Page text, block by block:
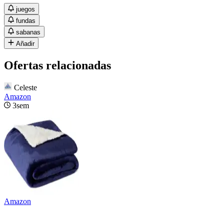
juegos
fundas
sabanas
Añadir
Ofertas relacionadas
Celeste
Amazon
3sem
Amazon